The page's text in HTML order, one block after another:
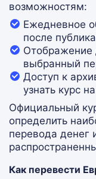
возможностям:
Ежедневное
после
Отображение
выбранный
Доступ к
узнать курс
Официальный
определить
перевода денег
Как перевести